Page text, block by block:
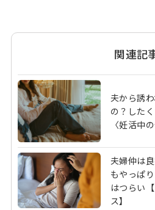
関連記
夫から誘
の？した
〈妊活中
夫婦仲は
もやっぱ
はつらい
ス】